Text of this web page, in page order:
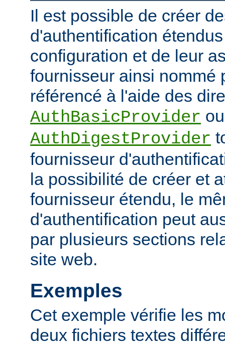
Il est possible de créer
d'authentification
configuration et de leur
fournisseur ainsi nommé
référencé à l'aide des
AuthBasicProvider ou
AuthDigestProvider
fournisseur
la possibilité de créer et
fournisseur étendu, le
d'authentification peut
par plusieurs sections
site web.
Exemples
Cet exemple vérifie les
deux fichiers textes